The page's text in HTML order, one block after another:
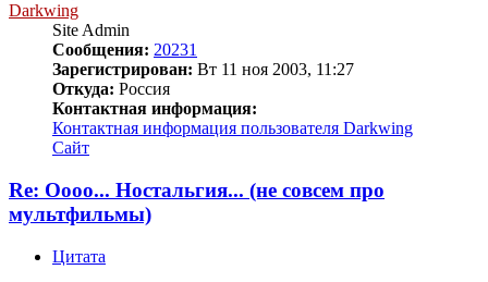
Darkwing
Site Admin
Сообщения: 20231
Зарегистрирован: Вт 11 ноя 2003, 11:27
Откуда: Россия
Контактная информация:
Контактная информация пользователя Darkwing
Сайт
Re: Оооо... Ностальгия... (не совсем про
мультфильмы)
Цитата